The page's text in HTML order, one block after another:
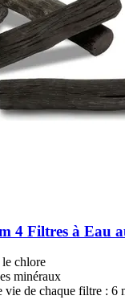
4 Filtres à Eau
chlore
minéraux
vie de chaque filtre : 6